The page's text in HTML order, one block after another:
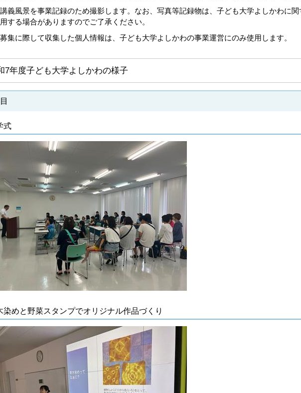
講義風景を事業記録のため撮影します。なお、写真等記録物は、子ども大学よしかわに
用する場合がありますのでご了承ください。
募集に際して収集した個人情報は、子ども大学よしかわの事業運営にのみ使用します。
7年度子ども大学よしかわの様子
式
染めと野菜スタンプでオリジナル作品づくり